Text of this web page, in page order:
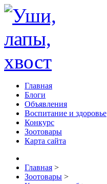
Главная
Блоги
Объявления
Воспитание и здоровье
Конкурс
Зоотовары
Карта сайта
Главная >
Зоотовары >